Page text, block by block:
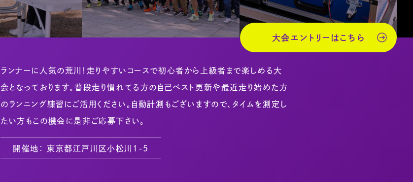
大会エントリーはこちら
ランナーに人気の荒川！走りやすいコースで初心者から上級者まで楽しめる大
会となっております。普段走り慣れてる方の自己ベスト更新や最近走り始めた方
のランニング練習にご活用ください。自動計測もございますので、タイムを測定し
たい方もこの機会に是非ご応募下さい。
開催地： 東京都江戸川区小松川１-５